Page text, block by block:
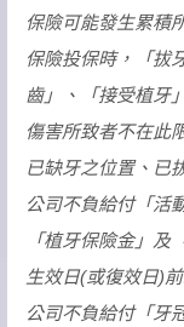
保險可能發生累積
保險投保時，「拔
齒」、「接受植牙
傷害所致者不在此
已缺牙之位置、已
公司不負給付「活
「植牙保險金」
生效日(或復效日)
公司不負給付「牙